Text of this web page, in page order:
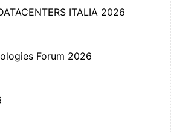
ITALIA 2026
Forum 2026